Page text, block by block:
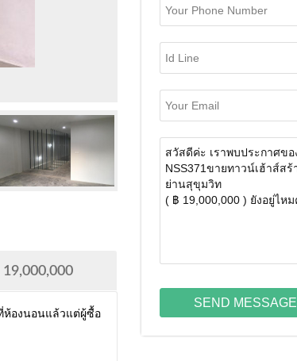
องนอนแล้วแต่ผู้ซื้อ
SEND MESSAGE